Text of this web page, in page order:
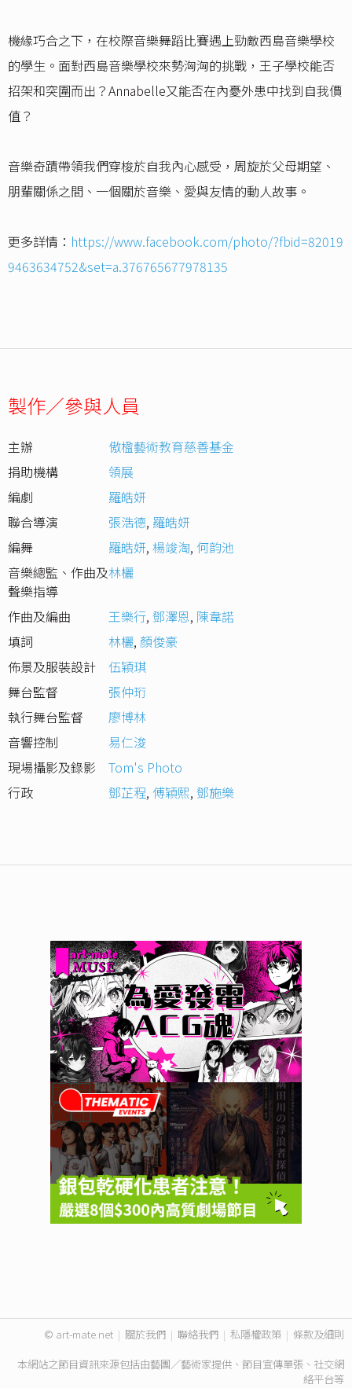
機緣巧合之下，在校際音樂舞蹈比賽遇上勁敵西島音樂學校
的學生。面對西島音樂學校來勢洶洶的挑戰，王子學校能否
招架和突圍而出？Annabelle又能否在內憂外患中找到自我價
值？
音樂奇蹟帶領我們穿梭於自我內心感受，周旋於父母期望、
朋輩關係之間、一個關於音樂、愛與友情的動人故事。
更多詳情： https://www.facebook.com/photo/?fbid=82019
9463634752&set=a.376765677978135
製作／參與人員
主辦
傲楹藝術教育慈善基金
捐助機構
領展
編劇
羅皓妍
聯合導演
張浩德, 羅皓妍
編舞
羅皓妍,楊竣淘, 何韵池
音樂總監、作曲及
聲樂指導
林欐
作曲及編曲 王樂行,鄧澤恩, 陳韋諾
填詞
林欐,顏俊豪
佈景及服裝設計
伍穎琪
舞台監督
張仲珩
執行舞台監督
廖博林
音響控制
易仁浚
現場攝影及錄影
Tom's Photo
行政
鄧芷程,傅穎熙,鄧施樂
© art-mate.net | 關於我們 | 聯絡我們 | 私隱權政策 | 條款及細則
本網站之節目資訊來源包括由藝團／藝術家提供、節目宣傳單張、社交網
絡平台等